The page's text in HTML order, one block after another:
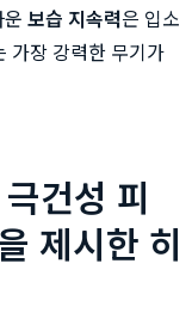
보습 지속력은 입소
가장 강력한 무기가
건성 피
제시한 히